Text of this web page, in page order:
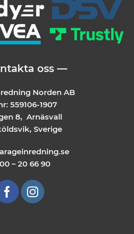
oss —
Norden AB
559106-1907
8, Arnäsvall
Sverige
– 20 66 90